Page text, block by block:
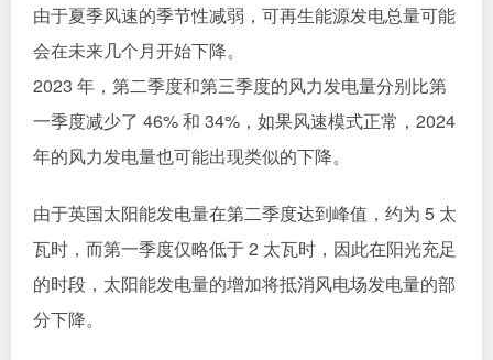
由于夏季风速的季节性减弱，可再生能源发电总量可能
会在未来几个月开始下降。
2023 年，第二季度和第三季度的风力发电量分别比第
一季度减少了 46% 和 34%，如果风速模式正常，2024
年的风力发电量也可能出现类似的下降。
由于英国太阳能发电量在第二季度达到峰值，约为 5 太
瓦时，而第一季度仅略低于 2 太瓦时，因此在阳光充足
的时段，太阳能发电量的增加将抵消风电场发电量的部
分下降。